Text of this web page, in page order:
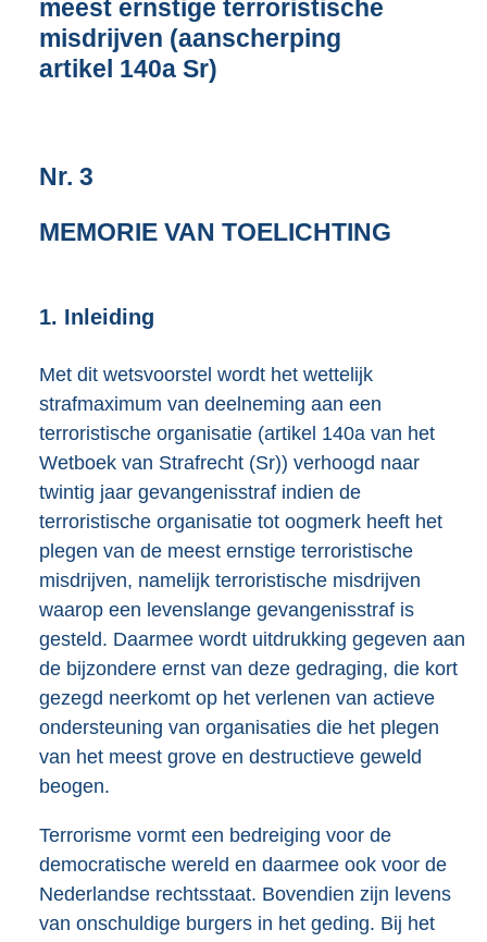
6
meest ernstige terroristische
misdrijven (aanscherping
artikel 140a Sr)
Nr. 3
MEMORIE VAN TOELICHTING
1. Inleiding
Met dit wetsvoorstel wordt het wettelijk
strafmaximum van deelneming aan een
terroristische organisatie (artikel 140a van het
Wetboek van Strafrecht (Sr)) verhoogd naar
twintig jaar gevangenisstraf indien de
terroristische organisatie tot oogmerk heeft het
plegen van de meest ernstige terroristische
misdrijven, namelijk terroristische misdrijven
waarop een levenslange gevangenisstraf is
gesteld. Daarmee wordt uitdrukking gegeven aan
de bijzondere ernst van deze gedraging, die kort
gezegd neerkomt op het verlenen van actieve
ondersteuning van organisaties die het plegen
van het meest grove en destructieve geweld
beogen.
Terrorisme vormt een bedreiging voor de
democratische wereld en daarmee ook voor de
Nederlandse rechtsstaat. Bovendien zijn levens
van onschuldige burgers in het geding. Bij het